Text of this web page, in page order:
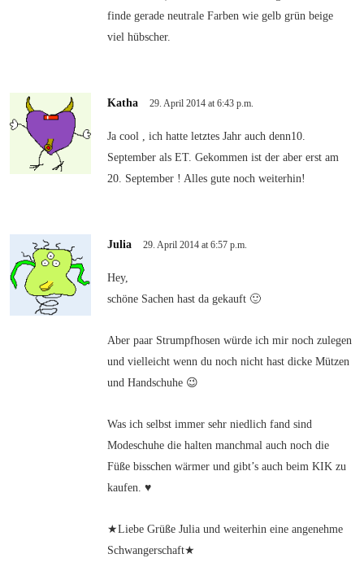
finde gerade neutrale Farben wie gelb grün beige
viel hübscher.
Katha 29. April 2014 at 6:43 p.m.
Ja cool , ich hatte letztes Jahr auch denn10.
September als ET. Gekommen ist der aber erst am
20. September ! Alles gute noch weiterhin!
Julia 29. April 2014 at 6:57 p.m.
Hey,
schöne Sachen hast da gekauft 🙂
Aber paar Strumpfhosen würde ich mir noch zulegen
und vielleicht wenn du noch nicht hast dicke Mützen
und Handschuhe 😉
Was ich selbst immer sehr niedlich fand sind
Modeschuhe die halten manchmal auch noch die
Füße bisschen wärmer und gibt’s auch beim KIK zu
kaufen. ♥
★Liebe Grüße Julia und weiterhin eine angenehme
Schwangerschaft★